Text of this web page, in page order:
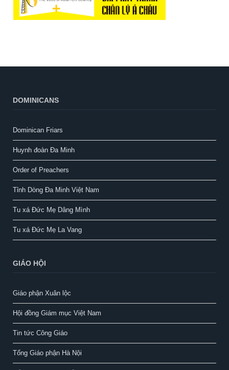
DOMINICANS
Dominican Friars
Huynh đoàn Đa Minh
Order of Preachers
Tỉnh Dòng Đa Minh Việt Nam
Tu xá Đức Mẹ Dâng Mình
Tu xá Đức Mẹ La Vang
GIÁO HỘI
Giáo phận Xuân lộc
Hội đồng Giám mục Việt Nam
Tin tức Công Giáo
Tổng Giáo phận Hà Nội